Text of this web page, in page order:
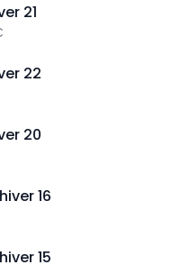
21
22
20
16
15